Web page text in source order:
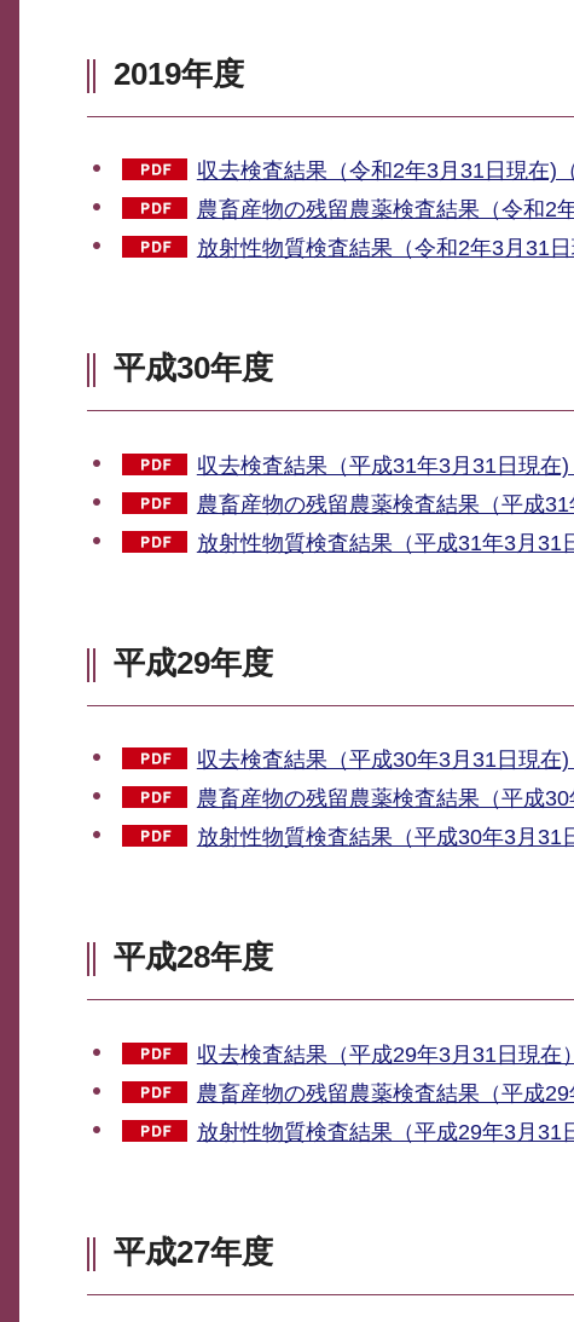
2019年度
収去検査結果（令和2年3月31日現在)
農畜産物の残留農薬検査結果（令和2
放射性物質検査結果（令和2年3月31日
平成30年度
収去検査結果（平成31年3月31日現在)
農畜産物の残留農薬検査結果（平成
放射性物質検査結果（平成31年3月31
平成29年度
収去検査結果（平成30年3月31日現在)
農畜産物の残留農薬検査結果（平成
放射性物質検査結果（平成30年3月31
平成28年度
収去検査結果（平成29年3月31日現在
農畜産物の残留農薬検査結果（平成
放射性物質検査結果（平成29年3月31
平成27年度